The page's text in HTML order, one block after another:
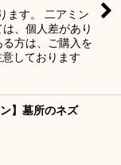
ます。 二アミン
、個人差があり
方は、ご購入を
しております
】墓所のネズ